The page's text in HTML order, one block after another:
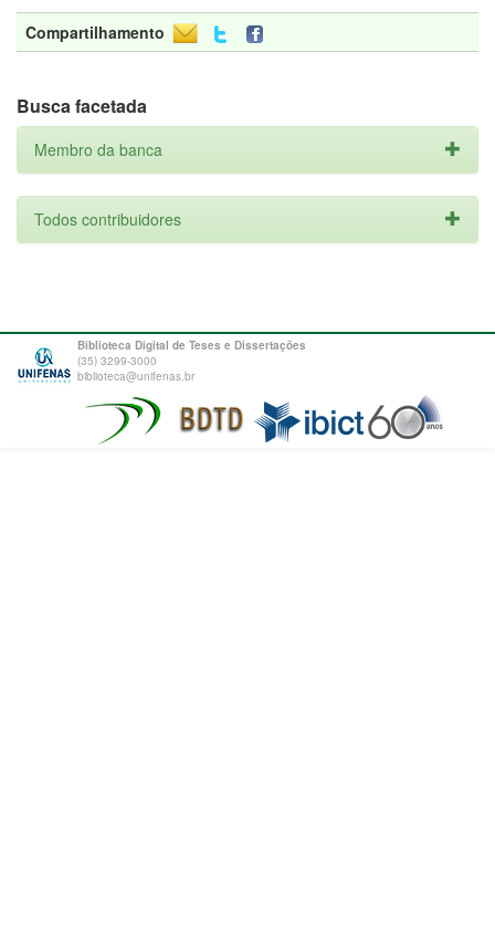
Compartilhamento
Busca facetada
Membro da banca
Todos contribuidores
Biblioteca Digital de Teses e Dissertações
(35) 3299-3000
biblioteca@unifenas.br